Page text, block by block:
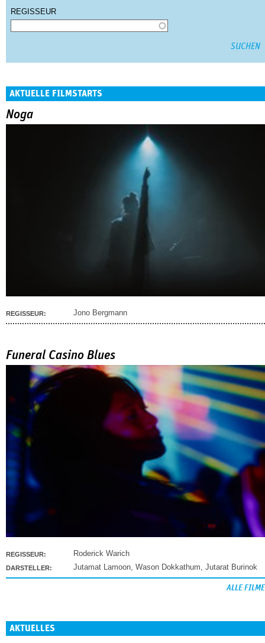
REGISSEUR
AKTUELLE FILMSTARTS
Noga
REGISSEUR: Jono Bergmann
Funeral Casino Blues
REGISSEUR: Roderick Warich
DARSTELLER: Jutamat Lamoon, Wason Dokkathum, Jutarat Burinok
ALLE FILME
AKTUELLES